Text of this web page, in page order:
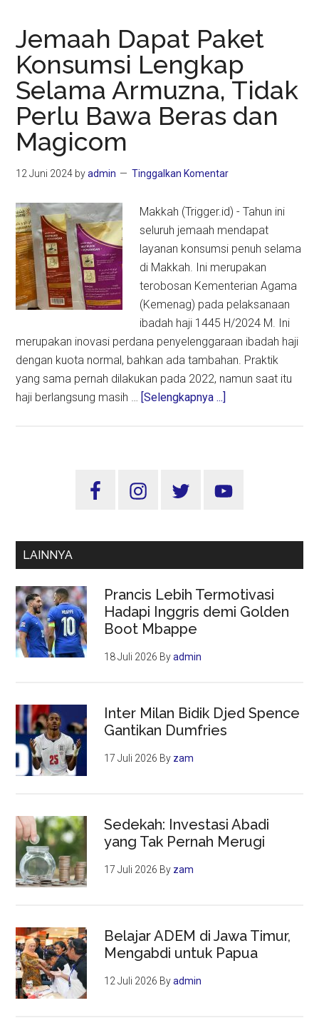
Jemaah Dapat Paket
Konsumsi Lengkap
Selama Armuzna, Tidak
Perlu Bawa Beras dan
Magicom
12 Juni 2024 byadmin Tinggalkan Komentar
Makkah (Trigger.id) - Tahun ini
seluruh jemaah mendapat
layanan konsumsi penuh selama
di Makkah. Ini merupakan
terobosan Kementerian Agama
(Kemenag) pada pelaksanaan
ibadah haji 1445 H/2024 M. Ini
merupakan inovasi perdana penyelenggaraan ibadah haji
dengan kuota normal, bahkan ada tambahan. Praktik
yang sama pernah dilakukan pada 2022, namun saat itu
haji berlangsung masih … [Selengkapnya ...]
Lengkap
Tidak
Beras
dan
Sidebar
LAINNYA
Prancis Lebih Termotivasi
Hadapi Inggris demi Golden
Boot Mbappe
18 Juli 2026 Byadmin
Inter Milan Bidik Djed Spence
Gantikan Dumfries
17 Juli 2026 By zam
Sedekah: Investasi Abadi
yang Tak Pernah Merugi
17 Juli 2026 By zam
Belajar ADEM di Jawa Timur,
Mengabdi untuk Papua
12 Juli 2026 Byadmin